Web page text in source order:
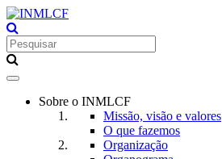
Toggle
navigationSobre o INMLCF
Missão, visão e valores
O que fazemos
Organização